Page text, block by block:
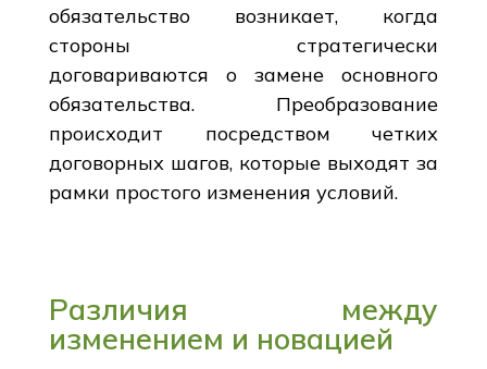
обязательство возникает, когда
стороны стратегически
договариваются о замене основного
обязательства. Преобразование
происходит посредством четких
договорных шагов, которые выходят за
рамки простого изменения условий.
Различия между
изменением и новацией